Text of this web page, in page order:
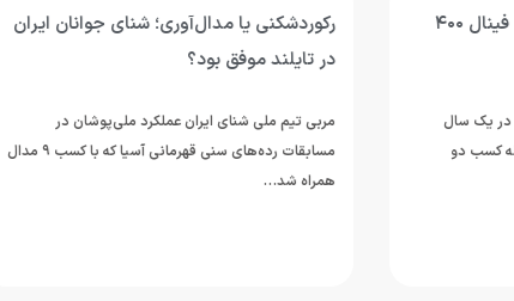
رکوردشکنی یا مدال‌آوری؛ شنای جوانان ایران
در تایلند موفق بود؟
مربی تیم ملی شنای ایران عملکرد ملی‌پوشان در
مسابقات رده‌های سنی قهرمانی آسیا که با کسب ۹ مدال